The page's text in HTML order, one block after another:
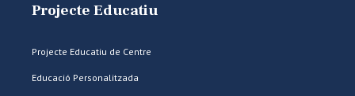
Projecte Educatiu
Projecte Educatiu de Centre
Educació Personalitzada